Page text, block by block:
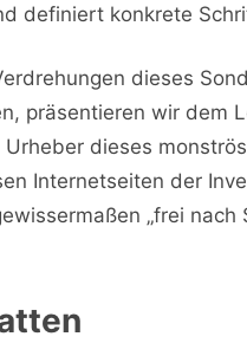
definiert konkrete
dieses
präsentieren wir dem
dieses
Internetseiten der
„frei nach